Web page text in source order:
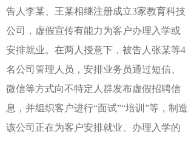
告人李某、王某相继注册成立3家教育科技
公司，虚假宣传有能力为客户办理入学或
安排就业。在两人授意下，被告人张某等4
名公司管理人员，安排业务员通过短信、
微信等方式向不特定人群发布虚假招聘信
息，并组织客户进行“面试”“培训”等，制造
该公司正在为客户安排就业、办理入学的